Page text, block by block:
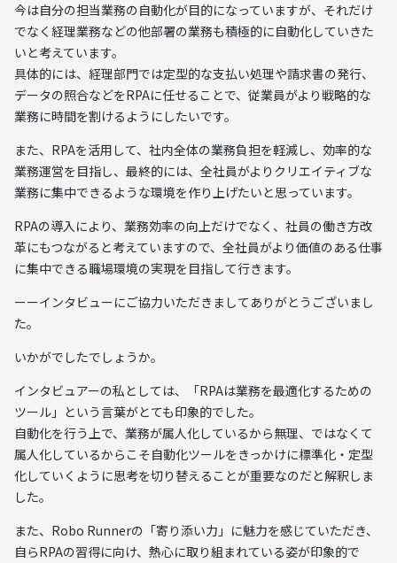
今は自分の担当業務の自動化が目的になっていますが、それだけ
でなく経理業務などの他部署の業務も積極的に自動化していきた
いと考えています。
具体的には、経理部門では定型的な支払い処理や請求書の発行、
データの照合などをRPAに任せることで、従業員がより戦略的な
業務に時間を割けるようにしたいです。
また、RPAを活用して、 社内全体の業務負担を軽減し、効率的な
業務運営を目指し、最終的には、全社員がよりクリエイティブな
業務に集中できるような環境を作り上げたいと思っています。
RPAの導入により、業務効率の向上だけでなく、社員の働き方改
革にもつながると考えていますので、全社員がより価値のある仕事
に集中できる職場環境の実現を目指して行きます。
ーーインタビューにご協力いただきましてありがとうございまし
た。
いかがでしたでしょうか。
インタビュアーの私としては、「RPAは業務を最適化するための
ツール」という言葉がとても印象的でした。
自動化を行う上で、業務が属人化しているから無理、ではなくて
属人化しているからこそ自動化ツールをきっかけに標準化・定型
化していくように思考を切り替えることが重要なのだと解釈しま
した。
また、Robo Runnerの「寄り添い力」に魅力を感じていただき、
自らRPAの習得に向け、熱心に取り組まれている姿が印象的で